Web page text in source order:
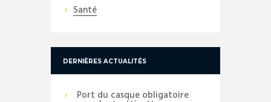
Santé
DERNIÈRES ACTUALITÉS
Port du casque obligatoire